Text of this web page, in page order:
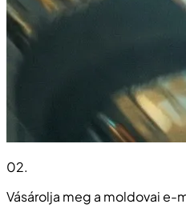
02.
Vásárolja meg a moldovai e-